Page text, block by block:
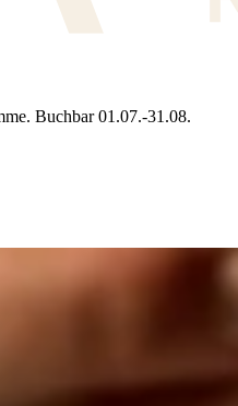
Buchbar 01.07.-31.08.